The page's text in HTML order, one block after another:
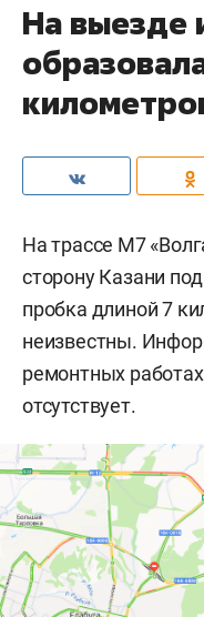
На выезде
На трассе М7
сторону Казани
пробка длиной 7
неизвестны.
ремонтных
отсутствует.